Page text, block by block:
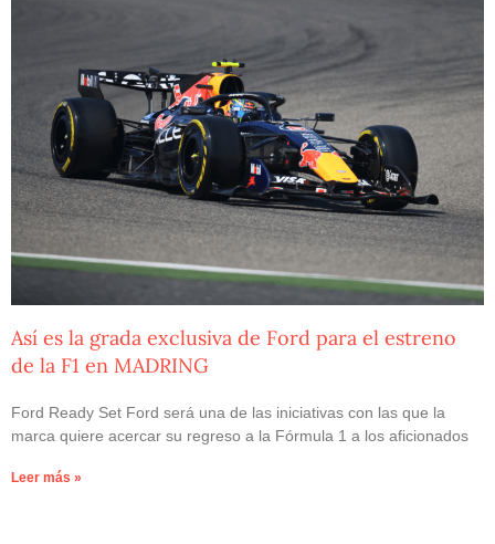
Así es la grada exclusiva de Ford para el estreno
de la F1 en MADRING
Ford Ready Set Ford será una de las iniciativas con las que la
marca quiere acercar su regreso a la Fórmula 1 a los aficionados
Leer más »